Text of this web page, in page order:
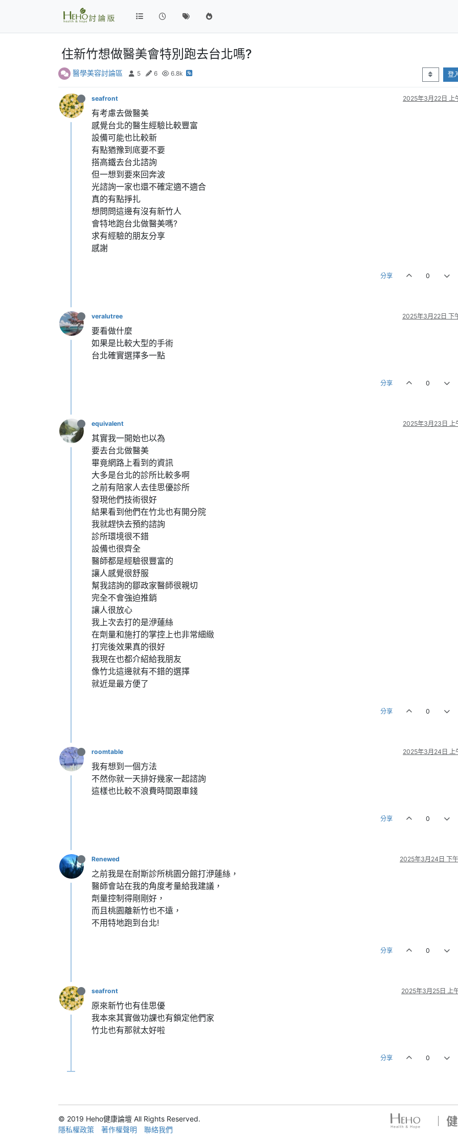
住新竹想做醫美會特別跑去台北嗎?
醫學美容討論區 5 6 6.8k 登
seafront 2025年3月22日 上
有考慮去做醫美
感覺台北的醫生經驗比較豐富
設備可能也比較新
有點猶豫到底要不要
搭高鐵去台北諮詢
但一想到要來回奔波
光諮詢一家也還不確定適不適合
真的有點掙扎
想問問這邊有沒有新竹人
會特地跑台北做醫美嗎?
求有經驗的朋友分享
感謝
分享 0
veralutree 2025年3月22日 下
要看做什麼
如果是比較大型的手術
台北確實選擇多一點
分享 0
equivalent 2025年3月23日 上
其實我一開始也以為
要去台北做醫美
畢竟網路上看到的資訊
大多是台北的診所比較多啊
之前有陪家人去佳思優診所
發現他們技術很好
結果看到他們在竹北也有開分院
我就趕快去預約諮詢
診所環境很不錯
設備也很齊全
醫師都是經驗很豐富的
讓人感覺很舒服
幫我諮詢的鄒政家醫師很親切
完全不會強迫推銷
讓人很放心
我上次去打的是洢蓮絲
在劑量和施打的掌控上也非常細緻
打完後效果真的很好
我現在也都介紹給我朋友
像竹北這邊就有不錯的選擇
就近是最方便了
分享 0
roomtable 2025年3月24日 上
我有想到一個方法
不然你就一天排好幾家一起諮詢
這樣也比較不浪費時間跟車錢
分享 0
Renewed 2025年3月24日 下
之前我是在耐斯診所桃園分館打洢蓮絲，
醫師會站在我的角度考量給我建議，
劑量控制得剛剛好，
而且桃園離新竹也不遠，
不用特地跑到台北!
分享 0
seafront 2025年3月25日 上
原來新竹也有佳思優
我本來其實做功課也有鎖定他們家
竹北也有那就太好啦
分享 0
© 2019 Heho健康論壇 All Rights Reserved.
隱私權政策
著作權聲明 聯絡我們